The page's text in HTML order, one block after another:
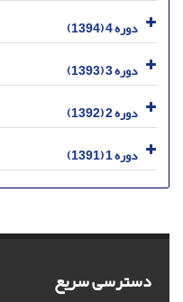
دوره 4 (1394)
دوره 3 (1393)
دوره 2 (1392)
دوره 1 (1391)
دسترسی سریع